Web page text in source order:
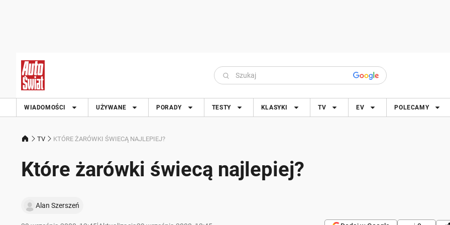
WIADOMOŚCI UŻYWANE PORADY TESTY KLASYKI TV EV POLECAMY
TV KTÓRE ŻARÓWKI ŚWIECĄ NAJLEPIEJ?
Które żarówki świecą najlepiej?
Alan Szerszeń